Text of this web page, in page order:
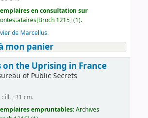
en consultation sur
1215] (1).
de Marcellus.
mon panier
on the Uprising in France
of Public Secrets
: ill. ; 31 cm.
empruntables:Archives